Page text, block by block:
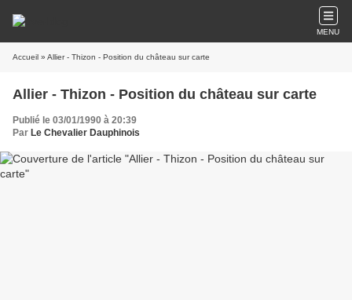
MENU
Accueil » Allier - Thizon - Position du château sur carte
Allier - Thizon - Position du château sur carte
Publié le 03/01/1990 à 20:39
Par Le Chevalier Dauphinois